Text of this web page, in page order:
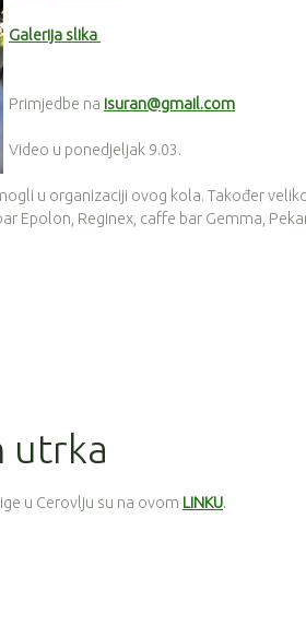
Galerija slika
Primjedbe na isuran@gmail.com
Video u ponedjeljak 9.03.
u organizaciji ovog kola. Također
Epolon, Reginex, caffe bar Gemma,
utrka
u Cerovlju su na ovom LINKU.